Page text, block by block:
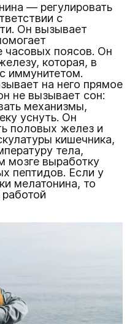
— регулировать
с
Он вызывает
часовых поясов. Он
которая, в
иммунитетом.
на него прямое
не вызывает сон:
механизмы,
уснуть. Он
половых желез и
кишечника,
тела,
мозге выработку
пептидов. Если у
мелатонина, то